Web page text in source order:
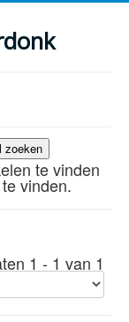
te vinden
vinden.
1 - 1 van 1